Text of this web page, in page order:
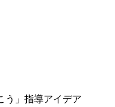
う」指導アイデア